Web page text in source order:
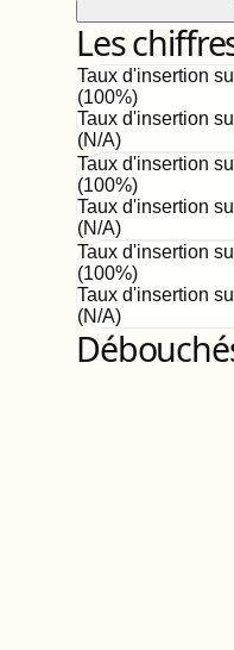
Les
Taux d'insertion
(100%)
Taux d'insertion
(N/A)
Taux d'insertion
(100%)
Taux d'insertion
(N/A)
Taux d'insertion
(100%)
Taux d'insertion
(N/A)